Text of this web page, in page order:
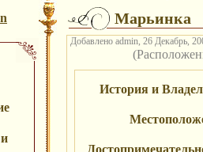
Марьинка
Добавлено admin, 26 Декабрь,
История и